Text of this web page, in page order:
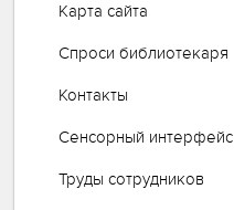
Карта сайта
Спроси библиотекаря
Контакты
Сенсорный интерфейс
Труды сотрудников